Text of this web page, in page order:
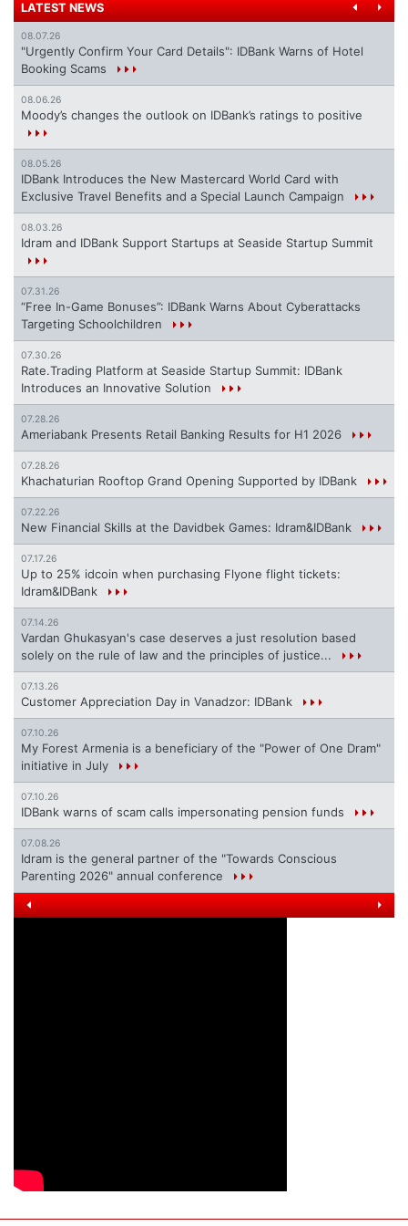
LATEST NEWS
08.07.26
"Urgently Confirm Your Card Details": IDBank Warns of Hotel
Booking Scams
08.06.26
Moody’s changes the outlook on IDBank’s ratings to positive
08.05.26
IDBank Introduces the New Mastercard World Card with
Exclusive Travel Benefits and a Special Launch Campaign
08.03.26
Idram and IDBank Support Startups at Seaside Startup Summit
07.31.26
“Free In-Game Bonuses”: IDBank Warns About Cyberattacks
Targeting Schoolchildren
07.30.26
Rate.Trading Platform at Seaside Startup Summit: IDBank
Introduces an Innovative Solution
07.28.26
Ameriabank Presents Retail Banking Results for H1 2026
07.28.26
Khachaturian Rooftop Grand Opening Supported by IDBank
07.22.26
New Financial Skills at the Davidbek Games: Idram&IDBank
07.17.26
Up to 25% idcoin when purchasing Flyone flight tickets:
Idram&IDBank
07.14.26
Vardan Ghukasyan's case deserves a just resolution based
solely on the rule of law and the principles of justice...
07.13.26
Customer Appreciation Day in Vanadzor: IDBank
07.10.26
My Forest Armenia is a beneficiary of the "Power of One Dram"
initiative in July
07.10.26
IDBank warns of scam calls impersonating pension funds
07.08.26
Idram is the general partner of the "Towards Conscious
Parenting 2026" annual conference